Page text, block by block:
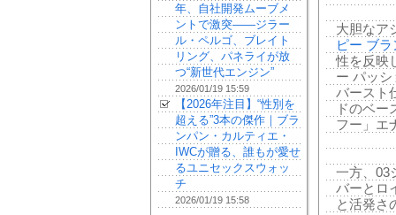
大胆なア
ピー ブ
性を反映
ー パッ
バースト
ドのベー
フー」エ
一方、03
バーとロ
と活発さ
年、自社開発ムーブメ
ントで激突——ジラー
ル・ペルゴ、ブレイト
リング、パネライが放
つ“新世代エンジン”
2026/01/19 15:59
【2026年注目】“性別を
超える”3本の傑作｜ブラ
ンパン・カルティエ・
IWCが贈る、誰もが愛せ
るユニセックスウォッ
チ
2026/01/19 15:58